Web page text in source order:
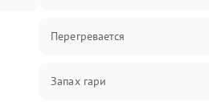
Перегревается
Запах гари